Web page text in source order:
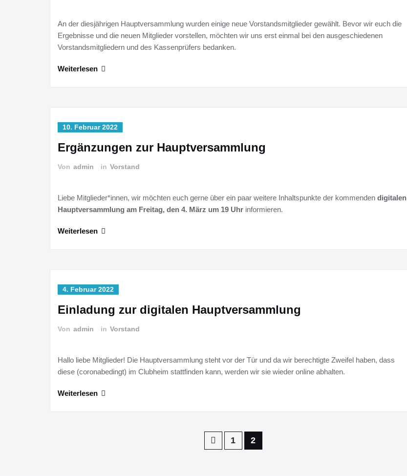
An der diesjährigen Hauptversammlung wurden einige neue Vorstandsmitglieder gewählt. Bevor wir euch die
Ergebnisse und die neuen Mitglieder vorstellen, möchten wir uns erst einmal bei den ausgeschiedenen
Vorstandsmitgliedern und des Kassenprüfers bedanken.
Weiterlesen
10. Februar 2022
Ergänzungen zur Hauptversammlung
Von admin in Vorstand
Liebe Mitglieder*innen, wir möchten euch gerne über ein paar weitere Inhaltspunkte der kommenden digitalen
Hauptversammlung am Freitag, den 4. März um 19 Uhr informieren.
Weiterlesen
4. Februar 2022
Einladung zur digitalen Hauptversammlung
Von admin in Vorstand
Hallo liebe Mitglieder! Die Hauptversammlung steht vor der Tür und da wir berechtigte Zweifel haben, dass
diese (coronabedingt) im Clubheim stattfinden kann, werden wir sie wieder online abhalten.
Weiterlesen
1 2